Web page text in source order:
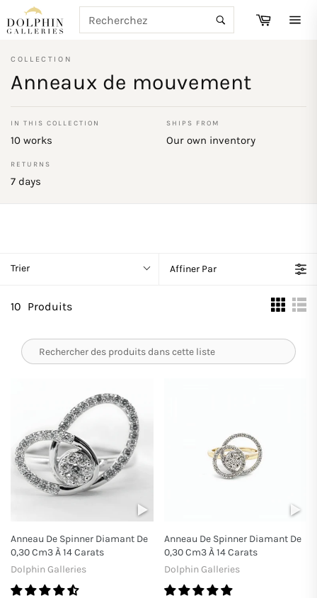
Passer
au
contenu
Recherche
Panier
COLLECTION
Anneaux de mouvement
IN THIS COLLECTION
10 works
SHIPS FROM
Our own inventory
RETURNS
7 days
Trier Affiner Par
10 Produits
Anneau De Spinner Diamant De
0,30 Cm3 À 14 Carats
Dolphin Galleries
Anneau De Spinner Diamant De
0,30 Cm3 À 14 Carats
Dolphin Galleries